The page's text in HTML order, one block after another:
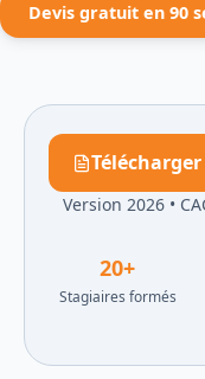
Devis gratuit en 90
Version 2026 •
20+
Stagiaires formés